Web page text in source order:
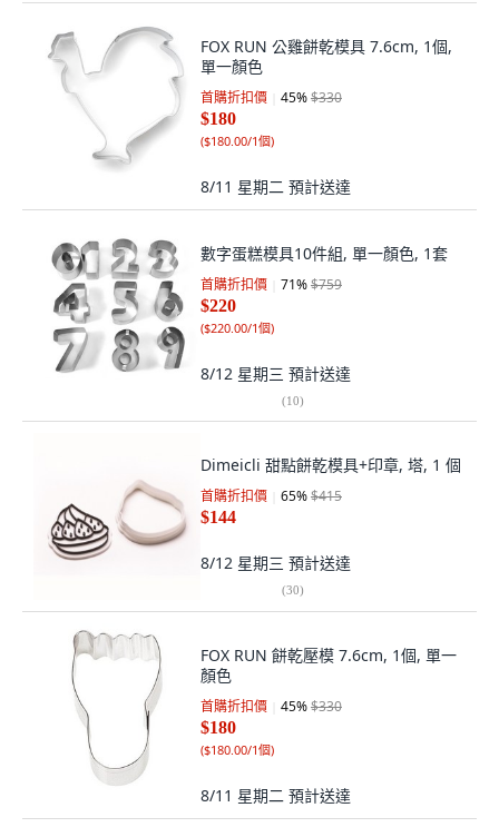
FOX RUN 公雞餅乾模具 7.6cm, 1個,
單一顏色
首購折扣價 45%$330
$180
($180.00/1個)
8/11 星期二 預計送達
數字蛋糕模具10件組, 單一顏色, 1套
首購折扣價 71%$759
$220
($220.00/1個)
8/12 星期三 預計送達
(10)
Dimeicli 甜點餅乾模具+印章, 塔, 1 個
首購折扣價 65%$415
$144
8/12 星期三 預計送達
(30)
FOX RUN 餅乾壓模 7.6cm, 1個, 單一
顏色
首購折扣價 45%$330
$180
($180.00/1個)
8/11 星期二 預計送達